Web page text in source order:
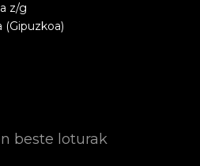
z/g
(Gipuzkoa)
beste loturak